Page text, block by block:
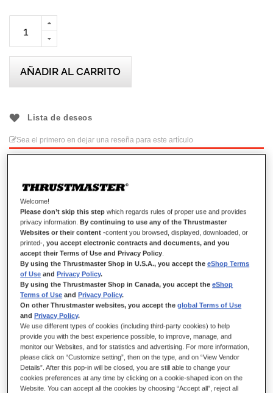
oficial para PS5 y PS4, y es compatible con PC.
AÑADIR AL CARRITO
Lista de deseos
Sea el primero en dejar una reseña para este artículo
¡CONDUCE TUS VEHÍCULOS FAVORITOS
COMO SI ESTUVIERAS EN UNO REAL!
Encuentra la posición de conducción ideal para cualquier
vehículo con el T128 SimTask Pack. Disfruta una experiencia
inmersiva de simulación de trucking y farming con la
combinación del volante de carreras Force Feedback T128, su
juego de pedales T2PM y el SimTask Steering Kit.
Welcome!
Please don’t skip this step which regards rules of proper use and provides
privacy information. By continuing to use any of the Thrustmaster
Websites or their content -content you browsed, displayed, downloaded, or
printed-,you accept electronic contracts and documents, and you
accept their Terms of Use and Privacy Policy.
By using the Thrustmaster Shop in U.S.A., you accept theeShop Terms
of Use and Privacy Policy.
By using the Thrustmaster Shop in Canada, you accept theeShop
Terms of Use and Privacy Policy.
On other Thrustmaster websites, you accept theglobal Terms of Use
and Privacy Policy.
We use different types of cookies (including third-party cookies) to help
provide you with the best experience possible, to improve, manage, and
monitor our Websites, and for statistics and advertising. For more information,
please click on “Customize setting”, then on the type, and on “View Vendor
Details”. After this pop-in will be closed, you are still able to change your
cookies preferences at any time by clicking on a cookie-shaped icon on the
Website. You can accept all the cookies by choosing “Accept all”, reject all